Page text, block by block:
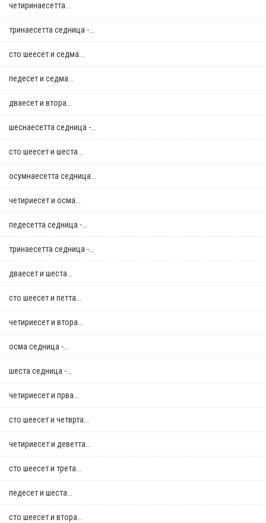
четиринаесетта...
тринаесетта седница -...
сто шеесет и седма...
педесет и седма...
дваесет и втора...
шеснаесетта седница -...
сто шеесет и шеста...
осумнaесетта седница...
четириесет и осма...
педесетта седница -...
тринаесетта седница -...
дваесет и шеста...
сто шеесет и петта...
четириесет и втора...
осма седница -...
шеста седница -...
четириесет и прва...
сто шеесет и четврта...
четириесет и деветта...
сто шеесет и трета...
педесет и шеста...
сто шеесет и втора...